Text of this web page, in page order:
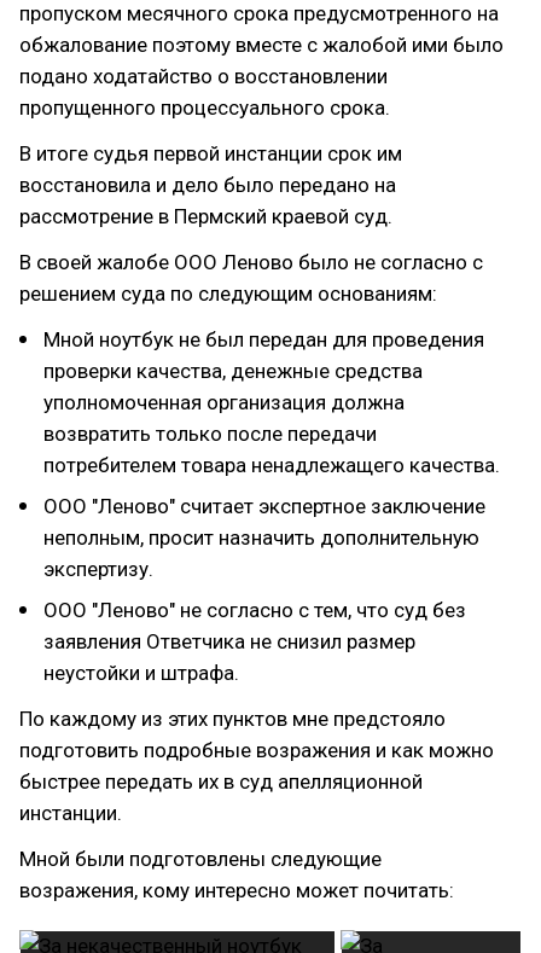
пропуском месячного срока предусмотренного на
обжалование поэтому вместе с жалобой ими было
подано ходатайство о восстановлении
пропущенного процессуального срока.
В итоге судья первой инстанции срок им
восстановила и дело было передано на
рассмотрение в Пермский краевой суд.
В своей жалобе ООО Леново было не согласно с
решением суда по следующим основаниям:
Мной ноутбук не был передан для проведения
проверки качества, денежные средства
уполномоченная организация должна
возвратить только после передачи
потребителем товара ненадлежащего качества.
ООО "Леново" считает экспертное заключение
неполным, просит назначить дополнительную
экспертизу.
ООО "Леново" не согласно с тем, что суд без
заявления Ответчика не снизил размер
неустойки и штрафа.
По каждому из этих пунктов мне предстояло
подготовить подробные возражения и как можно
быстрее передать их в суд апелляционной
инстанции.
Мной были подготовлены следующие
возражения, кому интересно может почитать: